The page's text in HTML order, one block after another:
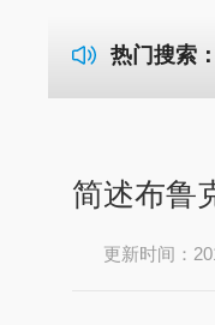
热门搜索：
简述布鲁
更新时间：